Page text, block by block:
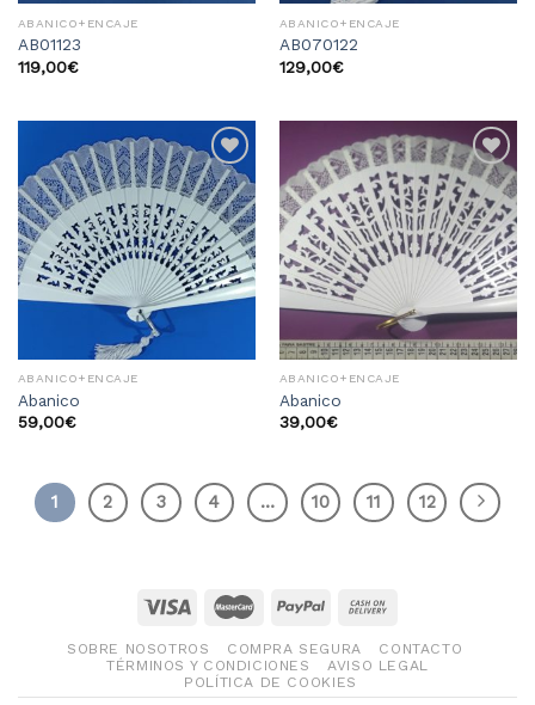
ABANICO+ENCAJE
AB01123
119,00€
ABANICO+ENCAJE
AB070122
129,00€
Añadir
a la
lista
de
deseos
ABANICO+ENCAJE
Abanico
59,00€
Añadir
a la
lista
de
deseos
ABANICO+ENCAJE
Abanico
39,00€
1 2 3 4 … 10 11 12
SOBRE NOSOTROS COMPRA SEGURA
CONTACTO
TÉRMINOS Y CONDICIONES
AVISO LEGAL
POLÍTICA DE COOKIES